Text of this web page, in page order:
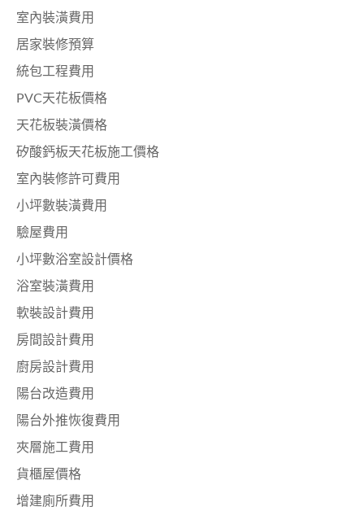
室內裝潢費用
居家裝修預算
統包工程費用
PVC天花板價格
天花板裝潢價格
矽酸鈣板天花板施工價格
室內裝修許可費用
小坪數裝潢費用
驗屋費用
小坪數浴室設計價格
浴室裝潢費用
軟裝設計費用
房間設計費用
廚房設計費用
陽台改造費用
陽台外推恢復費用
夾層施工費用
貨櫃屋價格
增建廁所費用